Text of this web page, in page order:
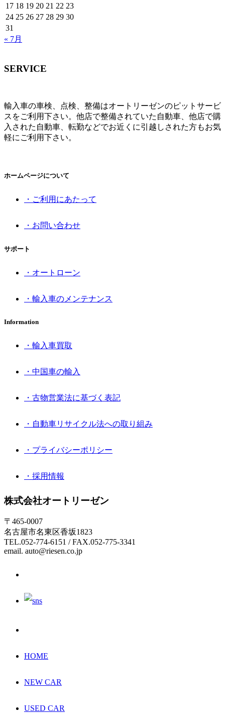
17 18 19 20 21 22 23
24 25 26 27 28 29 30
31
« 7月
SERVICE
輸入車の車検、点検、整備はオートリーゼンのピットサービ
スをご利用下さい。他店で整備されていた自動車、他店で購
入された自動車、転勤などでお近くに引越しされた方もお気
軽にご利用下さい。
ホームページについて
・ご利用にあたって
・お問い合わせ
サポート
・オートローン
・輸入車のメンテナンス
Information
・輸入車買取
・中国車の輸入
・古物営業法に基づく表記
・自動車リサイクル法への取り組み
・プライバシーポリシー
・採用情報
株式会社オートリーゼン
〒465-0007
名古屋市名東区香坂1823
TEL.052-774-6151 / FAX.052-775-3341
email. auto@riesen.co.jp
HOME
NEW CAR
USED CAR